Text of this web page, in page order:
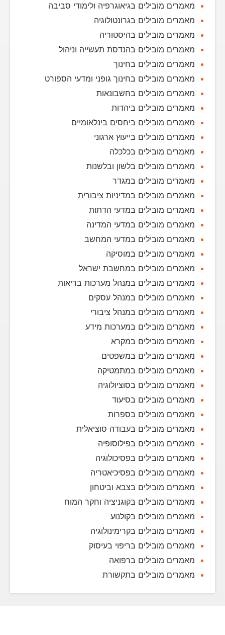
מאמרים מובילים בגיאוגרפיה ולימודי סביבה
מאמרים מובילים בגרונטולוגיה
מאמרים מובילים בהיסטוריה
מאמרים מובילים בהנדסת תעשייה וניהול
מאמרים מובילים בחינוך
מאמרים מובילים בחינוך גופני ומדעי הספורט
מאמרים מובילים בחשבונאות
מאמרים מובילים ביהדות
מאמרים מובילים ביחסים בינלאומיים
מאמרים מובילים בייעוץ ארגוני
מאמרים מובילים בכלכלה
מאמרים מובילים בלשון ובלשנות
מאמרים מובילים במגדר
מאמרים מובילים במדיניות ציבורית
מאמרים מובילים במדעי הדתות
מאמרים מובילים במדעי המדינה
מאמרים מובילים במדעי המחשב
מאמרים מובילים במוסיקה
מאמרים מובילים במחשבת ישראל
מאמרים מובילים במנהל מערכות בריאות
מאמרים מובילים במנהל עסקים
מאמרים מובילים במנהל ציבורי
מאמרים מובילים במערכות מידע
מאמרים מובילים במקרא
מאמרים מובילים במשפטים
מאמרים מובילים במתמטיקה
מאמרים מובילים בסוציולוגיה
מאמרים מובילים בסיעוד
מאמרים מובילים בספרות
מאמרים מובילים בעבודה סוציאלית
מאמרים מובילים בפילוסופיה
מאמרים מובילים בפסיכולוגיה
מאמרים מובילים בפסיכיאטריה
מאמרים מובילים בצבא וביטחון
מאמרים מובילים בקוגניציה וחקר המוח
מאמרים מובילים בקולנוע
מאמרים מובילים בקרימינולוגיה
מאמרים מובילים בריפוי בעיסוק
מאמרים מובילים ברפואה
מאמרים מובילים בתקשורת